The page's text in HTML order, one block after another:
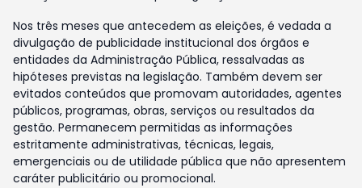
Nos três meses que antecedem as eleições, é vedada a
divulgação de publicidade institucional dos órgãos e
entidades da Administração Pública, ressalvadas as
hipóteses previstas na legislação. Também devem ser
evitados conteúdos que promovam autoridades, agentes
públicos, programas, obras, serviços ou resultados da
gestão. Permanecem permitidas as informações
estritamente administrativas, técnicas, legais,
emergenciais ou de utilidade pública que não apresentem
caráter publicitário ou promocional.